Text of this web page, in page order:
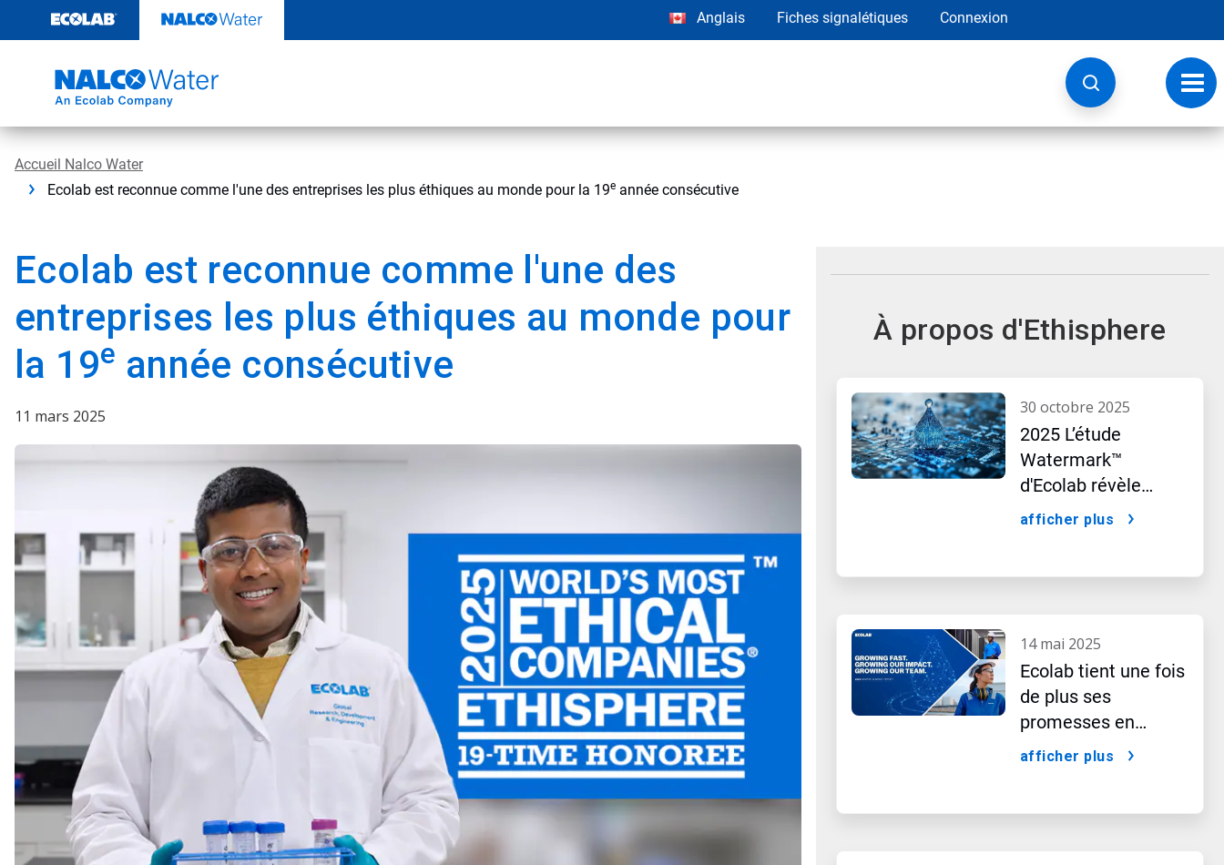
contenu​​​​​​​
Anglais Fiches signalétiques Connexion
à
Accueil Nalco Water
Ecolab est reconnue comme l'une des entreprises les plus éthiques au monde pour la 19e année consécutive
Ecolab est reconnue comme l'une des
entreprises les plus éthiques au monde pour
la 19e année consécutive
11 mars 2025
À propos d'Ethisphere​​​​​​​
30 octobre 2025
2025 L’étude
Watermark™
d'Ecolab révèle
l’impact caché de
afficher plus
14 mai 2025
Ecolab tient une fois
de plus ses
promesses en
matière de
afficher plus